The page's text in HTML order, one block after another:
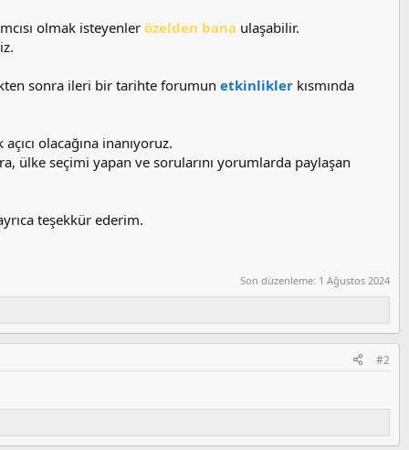
olmak isteyenler özelden bana ulaşabilir.
sonra ileri bir tarihte forumun etkinlikler kısmında
olacağına inanıyoruz.
ülke seçimi yapan ve sorularını yorumlarda paylaşan
teşekkür ederim.
Son düzenleme: 1 Ağustos 2024
#2